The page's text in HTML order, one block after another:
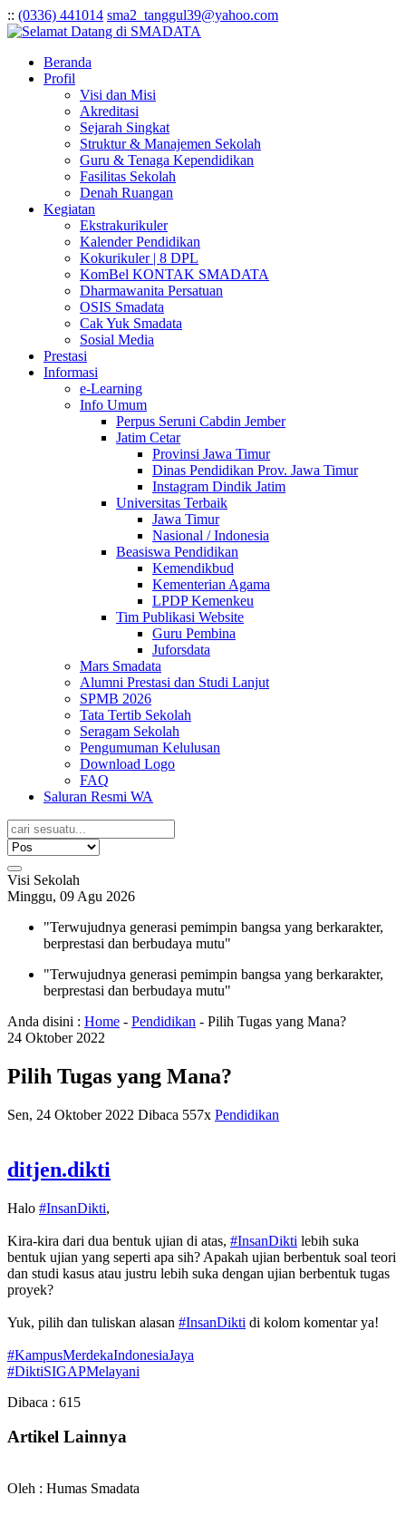
:: (0336) 441014 sma2_tanggul39@yahoo.com
Beranda
Profil
Visi dan Misi
Akreditasi
Sejarah Singkat
Struktur & Manajemen Sekolah
Guru & Tenaga Kependidikan
Fasilitas Sekolah
Denah Ruangan
Kegiatan
Ekstrakurikuler
Kalender Pendidikan
Kokurikuler | 8 DPL
KomBel KONTAK SMADATA
Dharmawanita Persatuan
OSIS Smadata
Cak Yuk Smadata
Sosial Media
Prestasi
Informasi
e-Learning
Info Umum
Perpus Seruni Cabdin Jember
Jatim Cetar
Provinsi Jawa Timur
Dinas Pendidikan Prov. Jawa Timur
Instagram Dindik Jatim
Universitas Terbaik
Jawa Timur
Nasional / Indonesia
Beasiswa Pendidikan
Kemendikbud
Kementerian Agama
LPDP Kemenkeu
Tim Publikasi Website
Guru Pembina
Juforsdata
Mars Smadata
Alumni Prestasi dan Studi Lanjut
SPMB 2026
Tata Tertib Sekolah
Seragam Sekolah
Pengumuman Kelulusan
Download Logo
FAQ
Saluran Resmi WA
Visi Sekolah
Minggu, 09 Agu 2026
"Terwujudnya generasi pemimpin bangsa yang berkarakter,
berprestasi dan berbudaya mutu"
"Terwujudnya generasi pemimpin bangsa yang berkarakter,
berprestasi dan berbudaya mutu"
Anda disini : Home - Pendidikan - Pilih Tugas yang Mana?
24 Oktober 2022
Pilih Tugas yang Mana?
Sen, 24 Oktober 2022 Dibaca 557x Pendidikan
ditjen.dikti
Halo #InsanDikti,
Kira-kira dari dua bentuk ujian di atas, #InsanDikti lebih suka
bentuk ujian yang seperti apa sih? Apakah ujian berbentuk soal teori
dan studi kasus atau justru lebih suka dengan ujian berbentuk tugas
proyek?
Yuk, pilih dan tuliskan alasan #InsanDikti di kolom komentar ya!
#KampusMerdekaIndonesiaJaya
#DiktiSIGAPMelayani
Dibaca : 615
Artikel Lainnya
Oleh : Humas Smadata